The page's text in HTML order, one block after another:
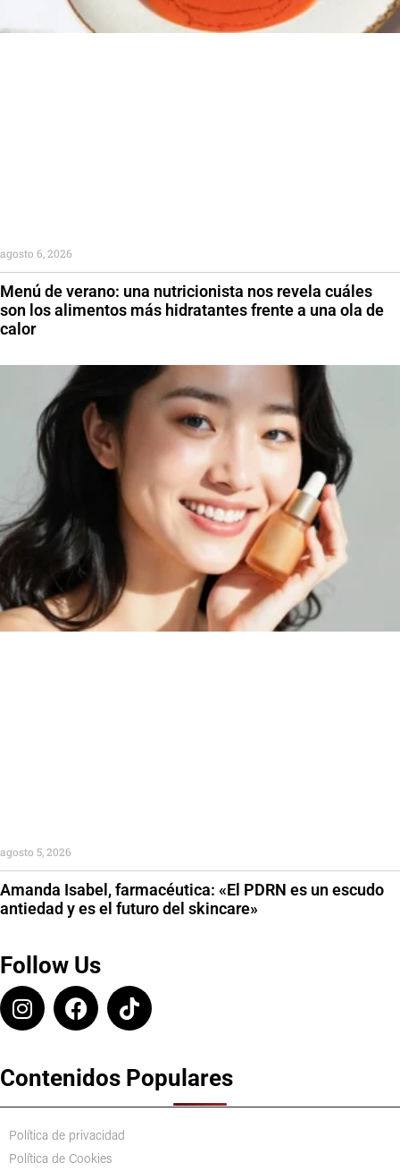
Menú de verano: una nutricionista nos revela cuáles
son los alimentos más hidratantes frente a una ola de
calor
agosto 6, 2026
Amanda Isabel, farmacéutica: «El PDRN es un escudo
antiedad y es el futuro del skincare»
agosto 5, 2026
Follow Us
Contenidos Populares
Política de privacidad
Política de Cookies